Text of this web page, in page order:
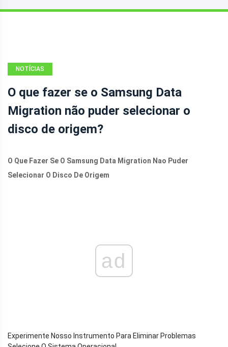
NOTÍCIAS
O que fazer se o Samsung Data
Migration não puder selecionar o
disco de origem?
O Que Fazer Se O Samsung Data Migration Nao Puder
Selecionar O Disco De Origem
ad
Experimente Nosso Instrumento Para Eliminar Problemas